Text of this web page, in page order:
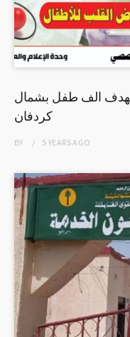
الف طفل بشمال
كردفان
BY 5 YEARSAGO